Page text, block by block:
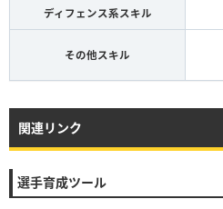
ディフェンス系スキル
その他スキル
関連リンク
選手育成ツール